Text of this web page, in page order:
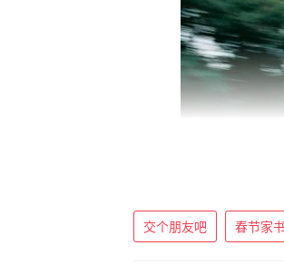
交个朋友吧 春节家